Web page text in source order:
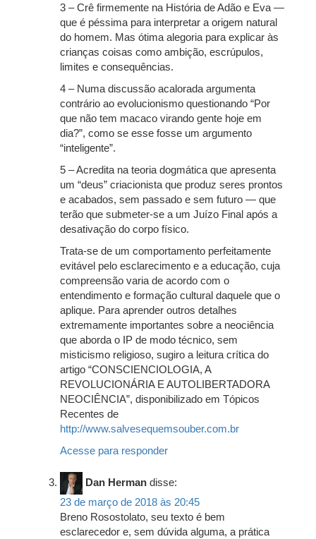
3 – Crê firmemente na História de Adão e Eva —
que é péssima para interpretar a origem natural
do homem. Mas ótima alegoria para explicar às
crianças coisas como ambição, escrúpulos,
limites e consequências.
4 – Numa discussão acalorada argumenta
contrário ao evolucionismo questionando “Por
que não tem macaco virando gente hoje em
dia?”, como se esse fosse um argumento
“inteligente”.
5 – Acredita na teoria dogmática que apresenta
um “deus” criacionista que produz seres prontos
e acabados, sem passado e sem futuro — que
terão que submeter-se a um Juízo Final após a
desativação do corpo físico.
Trata-se de um comportamento perfeitamente
evitável pelo esclarecimento e a educação, cuja
compreensão varia de acordo com o
entendimento e formação cultural daquele que o
aplique. Para aprender outros detalhes
extremamente importantes sobre a neociência
que aborda o IP de modo técnico, sem
misticismo religioso, sugiro a leitura crítica do
artigo “CONSCIENCIOLOGIA, A
REVOLUCIONÁRIA E AUTOLIBERTADORA
NEOCIÊNCIA”, disponibilizado em Tópicos
Recentes de
http://www.salvesequemsouber.com.br
Acesse para responder
Dan Herman disse:
23 de março de 2018 às 20:45
Breno Rosostolato, seu texto é bem
esclarecedor e, sem dúvida alguma, a prática